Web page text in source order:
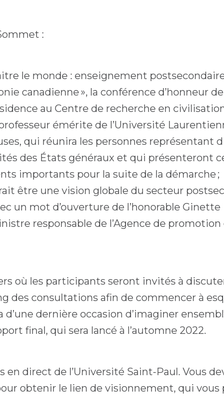
:
le monde : enseignement
canadienne », la conférence d’honneur
au Centre de recherche en
émérite de l’Université
qui réunira les personnes représentant
des États généraux et qui présenteront
importants pour la suite de la démarche ;
être une vision globale du secteur
un mot d’ouverture de l’honorable Ginette
responsable de l’Agence de
où les participants seront invités à
des consultations afin de commencer à
dernière occasion d’imaginer
final, qui sera lancé à l’automne 2022.
en direct de l’Université Saint-Paul. Vous
obtenir le lien de visionnement, qui vous